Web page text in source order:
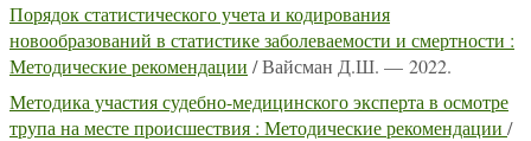
Порядок статистического учета и кодирования
новообразований в статистике заболеваемости и смертности :
Методические рекомендации / Вайсман Д.Ш. — 2022.
Методика участия судебно-медицинского эксперта в осмотре
трупа на месте происшествия : Методические рекомендации /